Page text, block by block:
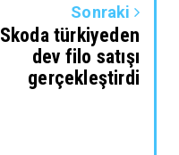
Sonraki
Skoda türkiyeden
dev filo satışı
gerçekleştirdi